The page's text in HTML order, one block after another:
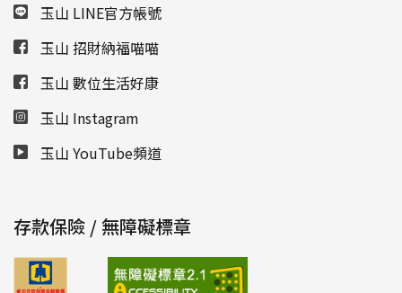
玉山 LINE官方帳號
玉山 招財納福喵喵
玉山 數位生活好康
玉山 Instagram
玉山 YouTube頻道
存款保險 / 無障礙標章